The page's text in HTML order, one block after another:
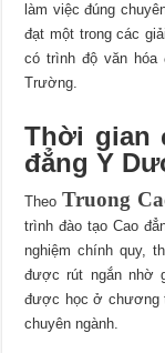
làm việc đúng
đạt một trong các
có trình độ văn hóa
Trường.
Thời gian
đẳng Y
TheoTruong
trình đào tạo Cao
nghiệm chính quy,
được rút ngắn nhờ
được học ở chương
chuyên ngành.